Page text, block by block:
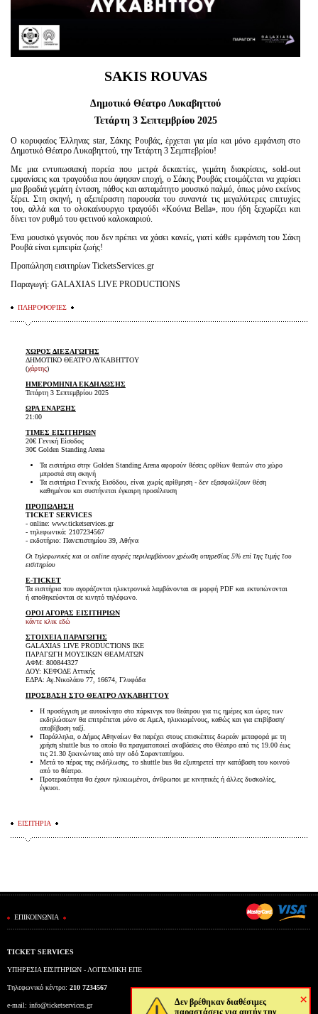
×
Δεν βρέθηκαν διαθέσιμες
παραστάσεις για αυτήν την
SAKIS ROUVAS
Δημοτικό Θέατρο Λυκαβηττού
Τετάρτη 3 Σεπτεμβρίου 2025
Ο κορυφαίος Έλληνας star, Σάκης Ρουβάς, έρχεται για μία και μόνο εμφάνιση στο
Δημοτικό Θέατρο Λυκαβηττού, την Τετάρτη 3 Σεμπτεβρίου!
Με μια εντυπωσιακή πορεία που μετρά δεκαετίες, γεμάτη διακρίσεις, sold-out
εμφανίσεις και τραγούδια που άφησαν εποχή, ο Σάκης Ρουβάς ετοιμάζεται να χαρίσει
μια βραδιά γεμάτη ένταση, πάθος και ασταμάτητο μουσικό παλμό, όπως μόνο εκείνος
ξέρει. Στη σκηνή, η αξεπέραστη παρουσία του συναντά τις μεγαλύτερες επιτυχίες
του, αλλά και το ολοκαίνουργιο τραγούδι «Κούνια Bella», που ήδη ξεχωρίζει και
δίνει τον ρυθμό του φετινού καλοκαιριού.
Ένα μουσικό γεγονός που δεν πρέπει να χάσει κανείς, γιατί κάθε εμφάνιση του Σάκη
Ρουβά είναι εμπειρία ζωής!
Προπώληση εισιτηρίων TicketsServices.gr
Παραγωγή: GALAXIAS LIVE PRODUCTIONS
ΠΛΗΡΟΦΟΡΙΕΣ
ΧΩΡΟΣ ΔΙΕΞΑΓΩΓΗΣ
ΔΗΜΟΤΙΚΟ ΘΕΑΤΡΟ ΛΥΚΑΒΗΤΤΟΥ
(χάρτης)
ΗΜΕΡΟΜΗΝΙΑ ΕΚΔΗΛΩΣΗΣ
Τετάρτη 3 Σεπτεμβρίου 2025
ΩΡΑ ΕΝΑΡΞΗΣ
21:00
ΤΙΜΕΣ ΕΙΣΙΤΗΡΙΩΝ
20€ Γενική Είσοδος
30€ Golden Standing Arena
Τα εισιτήρια στην Golden Standing Arena αφορούν θέσεις ορθίων θεατών στο χώρο
μπροστά στη σκηνή
Τα εισιτήρια Γενικής Εισόδου, είναι χωρίς αρίθμηση - δεν εξασφαλίζουν θέση
καθημένου και συστήνεται έγκαιρη προσέλευση
ΠΡΟΠΩΛΗΣΗ
TICKET SERVICES
- online: www.ticketservices.gr
- τηλεφωνικά: 2107234567
- εκδοτήριο: Πανεπιστημίου 39, Αθήνα
Οι τηλεφωνικές και οι online αγορές περιλαμβάνουν χρέωση υπηρεσίας 5% επί της τιμής του
εισιτηρίου
E-TICKET
Τα εισιτήρια που αγοράζονται ηλεκτρονικά λαμβάνονται σε μορφή PDF και εκτυπώνονται
ή αποθηκεύονται σε κινητό τηλέφωνο.
ΟΡΟΙ ΑΓΟΡΑΣ ΕΙΣΙΤΗΡΙΩΝ
κάντε κλικ εδώ
ΣΤΟΙΧΕΙΑ ΠΑΡΑΓΩΓΗΣ
GALAXIAS LIVE PRODUCTIONS ΙΚΕ
ΠΑΡΑΓΩΓΗ ΜΟΥΣΙΚΩΝ ΘΕΑΜΑΤΩΝ
ΑΦΜ: 800844327
ΔΟΥ: ΚΕΦΟΔΕ Αττικής
ΕΔΡΑ: Αγ.Νικολάου 77, 16674, Γλυφάδα
ΠΡΟΣΒΑΣΗ ΣΤΟ ΘΕΑΤΡΟ ΛΥΚΑΒΗΤΤΟΥ
Η προσέγγιση με αυτοκίνητο στο πάρκινγκ του θεάτρου για τις ημέρες και ώρες των
εκδηλώσεων θα επιτρέπεται μόνο σε ΑμεΑ, ηλικιωμένους, καθώς και για επιβίβαση/
αποβίβαση ταξί.
Παράλληλα, ο Δήμος Αθηναίων θα παρέχει στους επισκέπτες δωρεάν μεταφορά με τη
χρήση shuttle bus το οποίο θα πραγματοποιεί αναβάσεις στο Θέατρο από τις 19.00 έως
τις 21.30 ξεκινώντας από την οδό Σαρανταπήχου.
Μετά το πέρας της εκδήλωσης, τo shuttle bus θα εξυπηρετεί την κατάβαση του κοινού
από το θέατρο.
Προτεραιότητα θα έχουν ηλικιωμένοι, άνθρωποι με κινητικές ή άλλες δυσκολίες,
έγκυοι.
ΕΙΣΙΤΗΡΙΑ
ΕΠΙΚΟΙΝΩΝΙΑ
TICKET SERVICES
ΥΠΗΡΕΣΙΑ ΕΙΣΙΤΗΡΙΩΝ - ΛΟΓΙΣΜΙΚΗ ΕΠΕ
Τηλεφωνικό κέντρο: 210 7234567
e-mail: info@ticketservices.gr